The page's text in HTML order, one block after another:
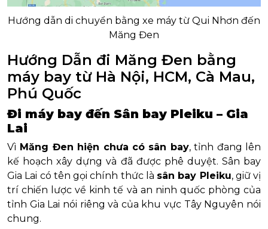
Hướng dẫn di chuyển bằng xe máy từ Qui Nhơn đến
Măng Đen
Hướng Dẫn đi Măng Đen bằng
máy bay từ Hà Nội, HCM, Cà Mau,
Phú Quốc
Đi máy bay đến Sân bay Pleiku – Gia
Lai
Vì Măng Đen hiện chưa có sân bay, tỉnh đang lên
kế hoạch xây dựng và đã được phê duyệt. Sân bay
Gia Lai có tên gọi chính thức là sân bay Pleiku, giữ vị
trí chiến lược về kinh tế và an ninh quốc phòng của
tỉnh Gia Lai nói riêng và của khu vực Tây Nguyên nói
chung.